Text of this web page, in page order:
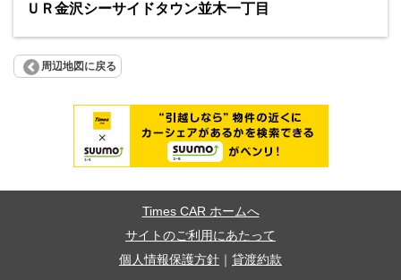
ＵＲ金沢シーサイドタウン並木一丁目
周辺地図に戻る
Times CAR ホームへ
サイトのご利用にあたって
個人情報保護方針
貸渡約款